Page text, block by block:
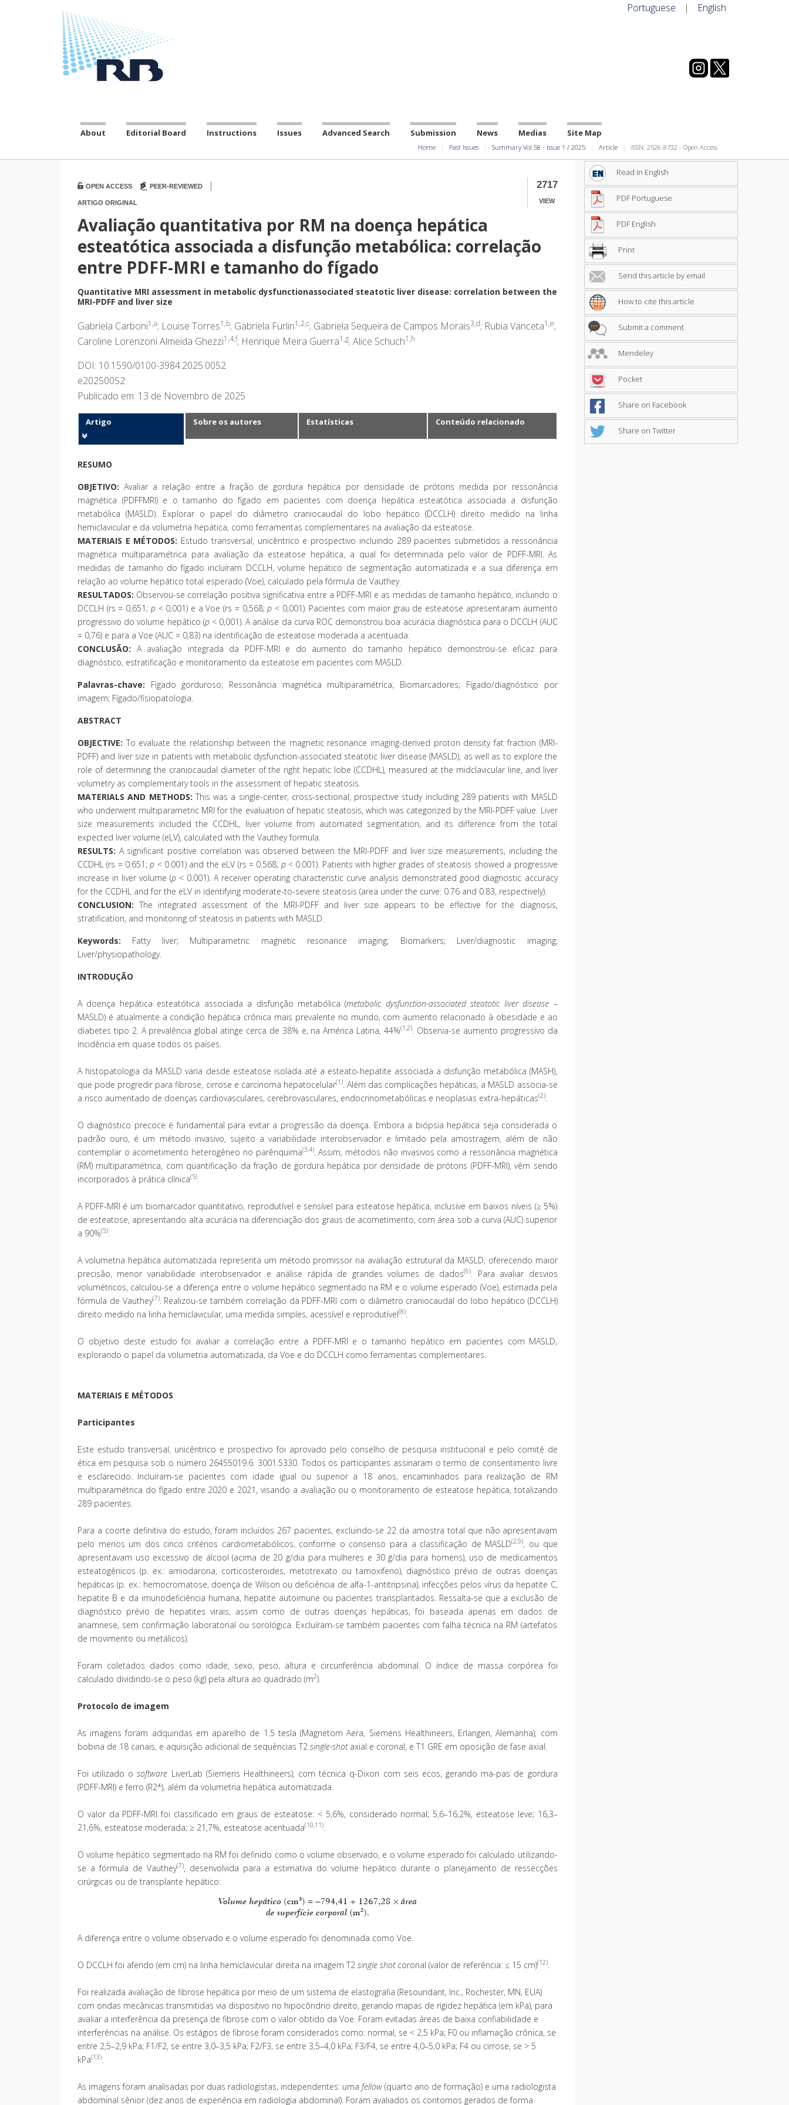
Portuguese | English
About Editorial Board Instructions Issues Advanced Search Submission News Medias Site Map
Home Past Issues Summary Vol.58 - Issue 1 / 2025 Article ISSN: 2526-8732 - Open Access
2717
VIEW
OPEN ACCESS PEER-REVIEWED |
ARTIGO ORIGINAL
Avaliação quantitativa por RM na doença hepática
esteatótica associada a disfunção metabólica: correlação
entre PDFF-MRI e tamanho do fígado
Quantitative MRI assessment in metabolic dysfunctionassociated steatotic liver disease: correlation between the
MRI-PDFF and liver size
Gabriela Carboni1,a; Louise Torres1,b; Gabriela Furlin1,2,c; Gabriela Sequeira de Campos Morais3,d; Rubia Vanceta1,e;
Caroline Lorenzoni Almeida Ghezzi1,4,f; Henrique Meira Guerra1,g; Alice Schuch1,h
DOI: 10.1590/0100-3984.2025.0052
e20250052
Publicado em: 13 de Novembro de 2025
Artigo Sobre os autores Estatísticas Conteúdo relacionado
RESUMO
OBJETIVO: Avaliar a relação entre a fração de gordura hepática por densidade de prótons medida por ressonância
magnética (PDFFMRI) e o tamanho do fígado em pacientes com doença hepática esteatótica associada a disfunção
metabólica (MASLD). Explorar o papel do diâmetro craniocaudal do lobo hepático (DCCLH) direito medido na linha
hemiclavicular e da volumetria hepática, como ferramentas complementares na avaliação da esteatose.
MATERIAIS E MÉTODOS: Estudo transversal, unicêntrico e prospectivo incluindo 289 pacientes submetidos a ressonância
magnética multiparamétrica para avaliação da esteatose hepática, a qual foi determinada pelo valor de PDFF-MRI. As
medidas de tamanho do fígado incluíram DCCLH, volume hepático de segmentação automatizada e a sua diferença em
relação ao volume hepático total esperado (Voe), calculado pela fórmula de Vauthey.
RESULTADOS: Observou-se correlação positiva significativa entre a PDFF-MRI e as medidas de tamanho hepático, incluindo o
DCCLH (rs = 0,651; p< 0,001) e a Voe (rs = 0,568;p < 0,001). Pacientes com maior grau de esteatose apresentaram aumento
progressivo do volume hepático (p< 0,001). A análise da curva ROC demonstrou boa acurácia diagnóstica para o DCCLH (AUC
= 0,76) e para a Voe (AUC = 0,83) na identificação de esteatose moderada a acentuada.
CONCLUSÃO: A avaliação integrada da PDFF-MRI e do aumento do tamanho hepático demonstrou-se eficaz para
diagnóstico, estratificação e monitoramento da esteatose em pacientes com MASLD.
Palavras-chave: Fígado gorduroso; Ressonância magnética multiparamétrica; Biomarcadores; Fígado/diagnóstico por
imagem; Fígado/fisiopatologia.
ABSTRACT
OBJECTIVE: To evaluate the relationship between the magnetic resonance imaging-derived proton density fat fraction (MRI-
PDFF) and liver size in patients with metabolic dysfunction-associated steatotic liver disease (MASLD), as well as to explore the
role of determining the craniocaudal diameter of the right hepatic lobe (CCDHL), measured at the midclavicular line, and liver
volumetry as complementary tools in the assessment of hepatic steatosis.
MATERIALS AND METHODS: This was a single-center, cross-sectional, prospective study including 289 patients with MASLD
who underwent multiparametric MRI for the evaluation of hepatic steatosis, which was categorized by the MRI-PDFF value. Liver
size measurements included the CCDHL, liver volume from automated segmentation, and its difference from the total
expected liver volume (eLV), calculated with the Vauthey formula.
RESULTS: A significant positive correlation was observed between the MRI-PDFF and liver size measurements, including the
CCDHL (rs = 0.651;p < 0.001) and the eLV (rs = 0.568; p< 0.001). Patients with higher grades of steatosis showed a progressive
increase in liver volume (p < 0.001). A receiver operating characteristic curve analysis demonstrated good diagnostic accuracy
for the CCDHL and for the eLV in identifying moderate-to-severe steatosis (area under the curve: 0.76 and 0.83, respectively).
CONCLUSION: The integrated assessment of the MRI-PDFF and liver size appears to be effective for the diagnosis,
stratification, and monitoring of steatosis in patients with MASLD.
Keywords: Fatty liver; Multiparametric magnetic resonance imaging; Biomarkers; Liver/diagnostic imaging;
Liver/physiopathology.
INTRODUÇÃO
A doença hepática esteatótica associada a disfunção metabólica (metabolic dysfunction-associated steatotic liver disease –
MASLD) é atualmente a condição hepática crônica mais prevalente no mundo, com aumento relacionado à obesidade e ao
diabetes tipo 2. A prevalência global atinge cerca de 38% e, na América Latina, 44%(1,2)
. Observa-se aumento progressivo da
incidência em quase todos os países.
A histopatologia da MASLD varia desde esteatose isolada até a esteato-hepatite associada a disfunção metabólica (MASH),
que pode progredir para fibrose, cirrose e carcinoma hepatocelular(1). Além das complicações hepáticas, a MASLD associa-se
a risco aumentado de doenças cardiovasculares, cerebrovasculares, endocrinometabólicas e neoplasias extra-hepáticas(2)
O diagnóstico precoce é fundamental para evitar a progressão da doença. Embora a biópsia hepática seja considerada o
padrão ouro, é um método invasivo, sujeito a variabilidade interobservador e limitado pela amostragem, além de não
contemplar o acometimento heterogêneo no parênquima(3,4). Assim, métodos não invasivos como a ressonância magnética
(RM) multiparamétrica, com quantificação da fração de gordura hepática por densidade de prótons (PDFF-MRI), vêm sendo
incorporados à prática clínica(5)
A PDFF-MRI é um biomarcador quantitativo, reprodutível e sensível para esteatose hepática, inclusive em baixos níveis (≥ 5%)
de esteatose, apresentando alta acurácia na diferenciação dos graus de acometimento, com área sob a curva (AUC) superior
a 90%(5)
A volumetria hepática automatizada representa um método promissor na avaliação estrutural da MASLD, oferecendo maior
precisão, menor variabilidade interobservador e análise rápida de grandes volumes de dados(6)
. Para avaliar desvios
volumétricos, calculou-se a diferença entre o volume hepático segmentado na RM e o volume esperado (Voe), estimada pela
fórmula de Vauthey(7). Realizou-se também correlação da PDFF-MRI com o diâmetro craniocaudal do lobo hepático (DCCLH)
direito medido na linha hemiclavicular, uma medida simples, acessível e reprodutível(8)
O objetivo deste estudo foi avaliar a correlação entre a PDFF-MRI e o tamanho hepático em pacientes com MASLD,
explorando o papel da volumetria automatizada, da Voe e do DCCLH como ferramentas complementares.
MATERIAIS E MÉTODOS
Participantes
Este estudo transversal, unicêntrico e prospectivo foi aprovado pelo conselho de pesquisa institucional e pelo comitê de
ética em pesquisa sob o número 26455019.6. 3001.5330. Todos os participantes assinaram o termo de consentimento livre
e esclarecido. Incluíram-se pacientes com idade igual ou superior a 18 anos, encaminhados para realização de RM
multiparamétrica do fígado entre 2020 e 2021, visando a avaliação ou o monitoramento de esteatose hepática, totalizando
289 pacientes.
Para a coorte definitiva do estudo, foram incluídos 267 pacientes, excluindo-se 22 da amostra total que não apresentavam
pelo menos um dos cinco critérios cardiometabólicos, conforme o consenso para a classificação de MASLD(2,9), ou que
apresentavam uso excessivo de álcool (acima de 20 g/dia para mulheres e 30 g/dia para homens), uso de medicamentos
esteatogênicos (p. ex.: amiodarona, corticosteroides, metotrexato ou tamoxifeno), diagnóstico prévio de outras doenças
hepáticas (p. ex.: hemocromatose, doença de Wilson ou deficiência de alfa-1-antitripsina), infecções pelos vírus da hepatite C,
hepatite B e da imunodeficiência humana, hepatite autoimune ou pacientes transplantados. Ressalta-se que a exclusão de
diagnóstico prévio de hepatites virais, assim como de outras doenças hepáticas, foi baseada apenas em dados de
anamnese, sem confirmação laboratorial ou sorológica. Excluíram-se também pacientes com falha técnica na RM (artefatos
de movimento ou metálicos).
Foram coletados dados como idade, sexo, peso, altura e circunferência abdominal. O índice de massa corpórea foi
calculado dividindo-se o peso (kg) pela altura ao quadrado (m2).
Protocolo de imagem
As imagens foram adquiridas em aparelho de 1.5 tesla (Magnetom Aera, Siemens Healthineers, Erlangen, Alemanha), com
bobina de 18 canais, e aquisição adicional de sequências T2 single-shotaxial e coronal, e T1 GRE em oposição de fase axial.
Foi utilizado osoftware LiverLab (Siemens Healthineers), com técnica q-Dixon com seis ecos, gerando ma-pas de gordura
(PDFF-MRI) e ferro (R2*), além da volumetria hepática automatizada.
O valor da PDFF-MRI foi classificado em graus de esteatose: < 5,6%, considerado normal; 5,6–16,2%, esteatose leve; 16,3–
21,6%, esteatose moderada; ≥ 21,7%, esteatose acentuada(10,11)
O volume hepático segmentado na RM foi definido como o volume observado, e o volume esperado foi calculado utilizando-
se a fórmula de Vauthey(7), desenvolvida para a estimativa do volume hepático durante o planejamento de ressecções
cirúrgicas ou de transplante hepático:
A diferença entre o volume observado e o volume esperado foi denominada como Voe.
O DCCLH foi aferido (em cm) na linha hemiclavicular direita na imagem T2 single shotcoronal (valor de referência: ≤ 15 cm)(12)
Foi realizada avaliação de fibrose hepática por meio de um sistema de elastografia (Resoundant, Inc., Rochester, MN, EUA)
com ondas mecânicas transmitidas via dispositivo no hipocôndrio direito, gerando mapas de rigidez hepática (em kPa), para
avaliar a interferência da presença de fibrose com o valor obtido da Voe. Foram evitadas áreas de baixa confiabilidade e
interferências na análise. Os estágios de fibrose foram considerados como: normal, se < 2,5 kPa; F0 ou inflamação crônica, se
entre 2,5–2,9 kPa; F1/F2, se entre 3,0–3,5 kPa; F2/F3, se entre 3,5–4,0 kPa; F3/F4, se entre 4,0–5,0 kPa; F4 ou cirrose, se > 5
kPa(13)
As imagens foram analisadas por duas radiologistas, independentes: uma fellow (quarto ano de formação) e uma radiologista
abdominal sênior (dez anos de experiência em radiologia abdominal). Foram avaliados os contornos gerados de forma
Read in English
PDF Portuguese
PDF English
Print
Send this article by email
How to cite this article
Submit a comment
Mendeley
Pocket
Share on Facebook
Share on Twitter